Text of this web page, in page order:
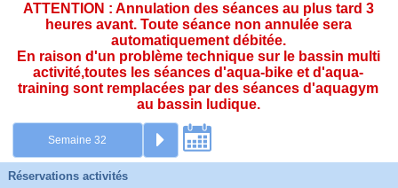
ATTENTION : Annulation des séances au plus tard 3
heures avant. Toute séance non annulée sera
automatiquement débitée.
En raison d'un problème technique sur le bassin multi
activité,toutes les séances d'aqua-bike et d'aqua-
training sont remplacées par des séances d'aquagym
au bassin ludique.
Réservations activités